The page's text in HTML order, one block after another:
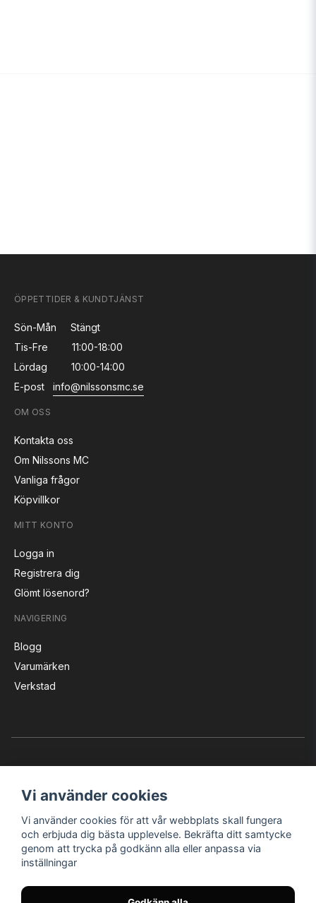
ÖPPETTIDER & KUNDTJÄNST
Sön-Mån
Stängt
Tis-Fre
11:00-18:00
Lördag
10:00-14:00
E-post
info@nilssonsmc.se
OM OSS
Kontakta oss
Om Nilssons MC
Vanliga frågor
Köpvillkor
MITT KONTO
Logga in
Registrera dig
Glömt lösenord?
NAVIGERING
Blogg
Varumärken
Verkstad
Instagram Facebook YouTube
Vi använder cookies
Vi använder cookies för att vår webbplats skall fungera
och erbjuda dig bästa upplevelse. Bekräfta ditt samtycke
genom att trycka på godkänn alla eller anpassa via
inställningar